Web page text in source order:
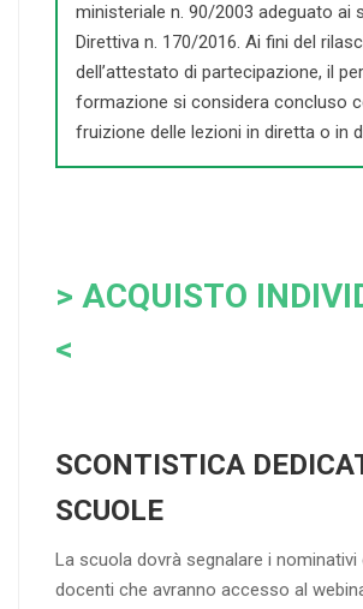
ministeriale n. 90/2003 adeguato ai
Direttiva n. 170/2016. Ai fini del
dell’attestato di partecipazione, il
formazione si considera concluso
fruizione delle lezioni in diretta o in
> ACQUISTO
<
SCONTISTICA
SCUOLE
La scuola dovrà segnalare i nominativi
docenti che avranno accesso al